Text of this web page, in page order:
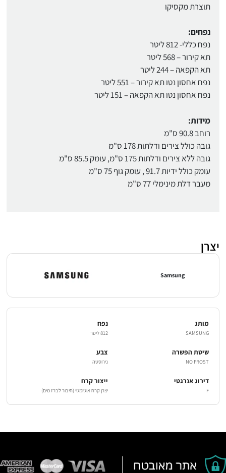
תוצרת מקסיקו
נפחים:
נפח כללי- 812 ליטר
תא קירור – 568 ליטר
תא הקפאה – 244 ליטר
נפח אחסון נטו תא קירור – 551 ליטר
נפח אחסון נטו תא הקפאה – 151 ליטר
מידות:
רוחב 90.8 ס"מ
גובה כולל צירים ודלתות 178 ס"מ
גובה ללא צירים ודלתות 175 ס"מ, עומק 85.5 ס"מ
עומק כולל ידיות 91.7 , עומק גוף 75 ס"מ
מעבר דלת מינימלי 77 ס"מ
יצרן
Samsung
מותג
SAMSUNG
נפח
812 ליטר
שיטת הפשרה
NO FROST
צבע
נירוסטה
דירוג אנרגטי
F
ייצור קרח
יצרן קרח אוטומטי (חיבור לברז מים)